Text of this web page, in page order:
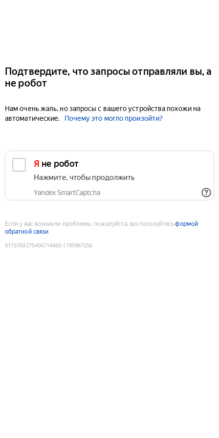
Подтвердите, что запросы отправляли вы, а
не робот
Нам очень жаль, но запросы с вашего устройства похожи на
автоматические.
Почему это могло произойти?
Я не робот
Нажмите, чтобы продолжить
Yandex SmartCaptcha
Если у вас возникли проблемы, пожалуйста, воспользуйтесьформой
обратной связи
9173769275406714665:1785967256